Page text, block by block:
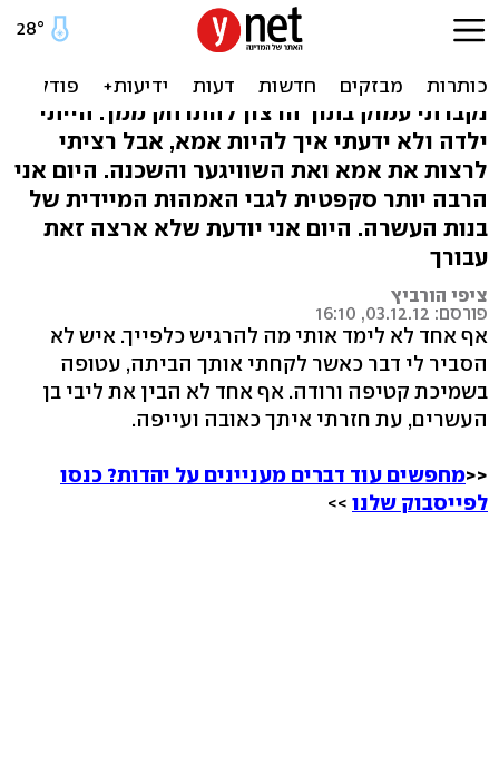
מכתב מאמא חרדית: לבתי
שלא ידעתי לאהוב
נקברתי עמוק בתוך הרצון להתרחק ממך. הייתי
ילדה ולא ידעתי איך להיות אמא, אבל רציתי
לרצות את אמא ואת השוויגער והשכנה. היום אני
הרבה יותר סקפטית לגבי האמהוּת המיידית של
בנות העשרה. היום אני יודעת שלא ארצה זאת
עבורך
ציפי הורביץ
פורסם: 03.12.12, 16:10
אף אחד לא לימד אותי מה להרגיש כלפייך. איש לא
הסביר לי דבר כאשר לקחתי אותך הביתה, עטופה
בשמיכת קטיפה ורודה. אף אחד לא הבין את ליבי בן
העשרים, עת חזרתי איתך כאובה ועייפה.
<<מחפשים עוד דברים מעניינים על יהדות? כנסו
לפייסבוק שלנו >>